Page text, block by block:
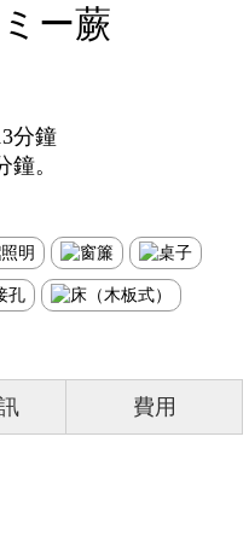
ー蕨
分鐘
。
費用